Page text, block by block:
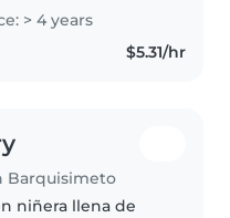
ayudarles
amable
> 4 years
$5.31/hr
Barquisimeto
niñera llena de